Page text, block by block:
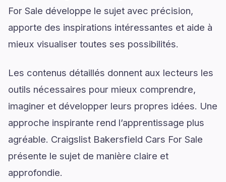
For Sale développe le sujet avec précision,
apporte des inspirations intéressantes et aide à
mieux visualiser toutes ses possibilités.
Les contenus détaillés donnent aux lecteurs les
outils nécessaires pour mieux comprendre,
imaginer et développer leurs propres idées. Une
approche inspirante rend l’apprentissage plus
agréable. Craigslist Bakersfield Cars For Sale
présente le sujet de manière claire et
approfondie.